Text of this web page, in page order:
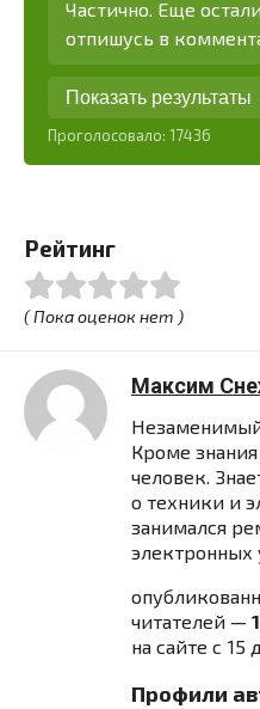
Частично. Еще
отпишусь в
Показать результаты
Проголосовало: 17436
Рейтинг
( Пока оценок нет )
Максим
Кроме
человек.
о техники и
занимался
электронных
читателей —
на сайте с 15
Профили